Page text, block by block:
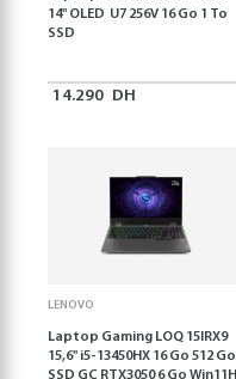
14" OLED U7 256V 16 Go 1 To
SSD
14.290 DH
LENOVO
Laptop Gaming LOQ 15IRX9
15,6'' i5-13450HX 16 Go 512 Go
SSD GC RTX3050 6 Go Win11H